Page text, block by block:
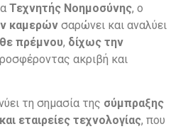
Τεχνητής Νοημοσύνης, ο
καμερών σαρώνει και αναλύει
πρέμνου, δίχως την
ακριβή και
τη σημασία της σύμπραξης
εταιρείες τεχνολογίας, που